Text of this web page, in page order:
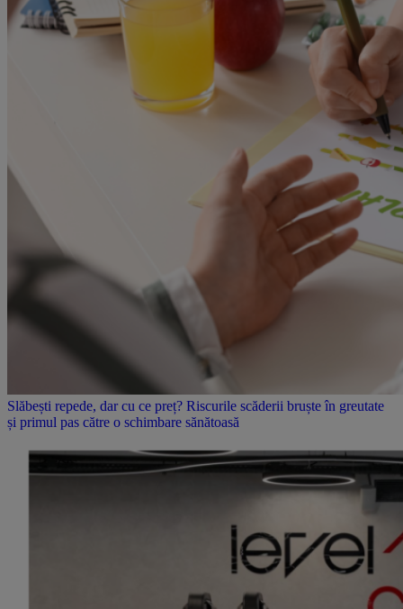
Slăbești repede, dar cu ce preț? Riscurile scăderii bruște în greutate
și primul pas către o schimbare sănătoasă